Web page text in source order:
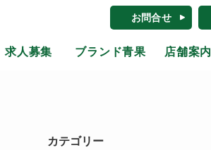
お問合せ
求人募集 ブランド青果 店舗案内
カテゴリー